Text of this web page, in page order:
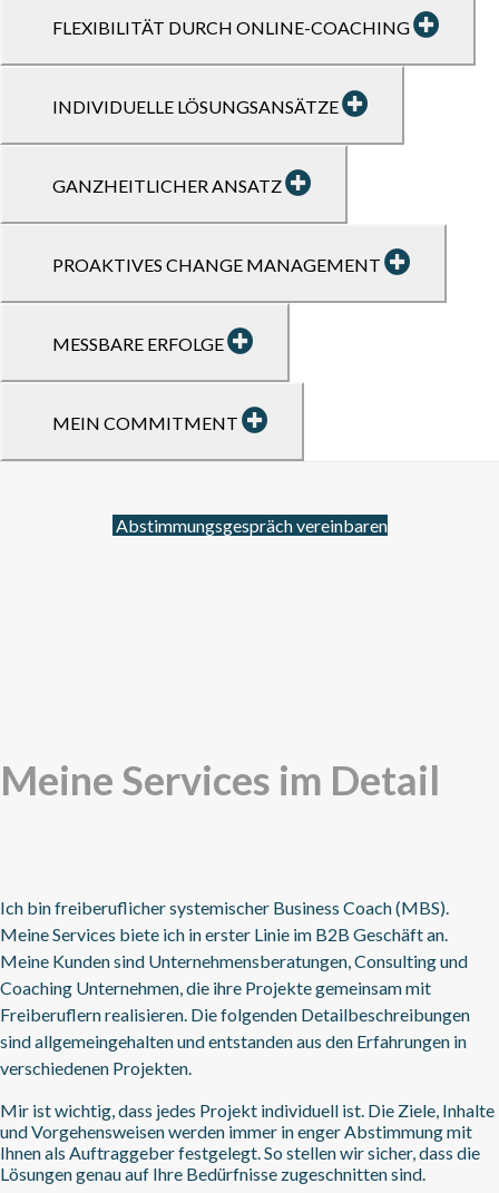
FLEXIBILITÄT DURCH ONLINE-COACHING
INDIVIDUELLE LÖSUNGSANSÄTZE
GANZHEITLICHER ANSATZ
PROAKTIVES CHANGE MANAGEMENT
MESSBARE ERFOLGE
MEIN COMMITMENT
Abstimmungsgespräch vereinbaren
Meine Services im Detail
Ich bin freiberuflicher systemischer Business Coach (MBS).
Meine Services biete ich in erster Linie im B2B Geschäft an.
Meine Kunden sind Unternehmensberatungen, Consulting und
Coaching Unternehmen, die ihre Projekte gemeinsam mit
Freiberuflern realisieren. Die folgenden Detailbeschreibungen
sind allgemeingehalten und entstanden aus den Erfahrungen in
verschiedenen Projekten.
Mir ist wichtig, dass jedes Projekt individuell ist. Die Ziele, Inhalte
und Vorgehensweisen werden immer in enger Abstimmung mit
Ihnen als Auftraggeber festgelegt. So stellen wir sicher, dass die
Lösungen genau auf Ihre Bedürfnisse zugeschnitten sind.